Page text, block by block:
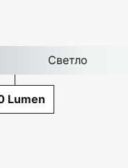
Светло
Lumen